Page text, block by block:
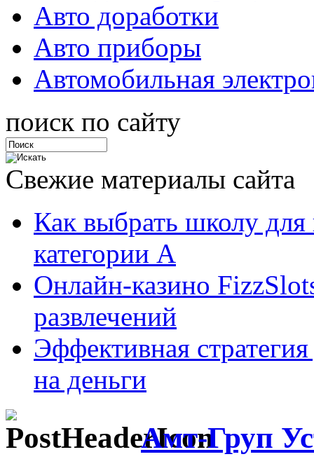
Авто доработки
Авто приборы
Автомобильная
поиск по сайту
Свежие материалы сайта
Как выбрать школу для
категории А
Онлайн-казино
развлечений
Эффективная
на деньги
Амт-Груп